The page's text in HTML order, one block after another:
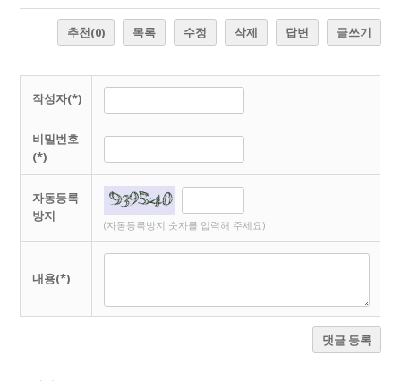
추천(0) 목록 수정 삭제 답변 글쓰기
작성자(*)
비밀번호
(*)
자동등록
방지
(자동등록방지 숫자를 입력해 주세요)
내용(*)
댓글 등록